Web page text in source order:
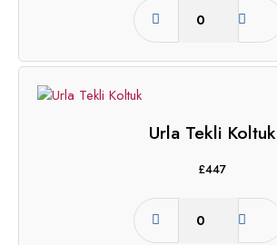
Urla Tekli Koltuk
£447